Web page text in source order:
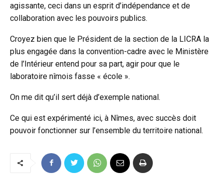
agissante, ceci dans un esprit d’indépendance et de
collaboration avec les pouvoirs publics.
Croyez bien que le Président de la section de la LICRA la
plus engagée dans la convention-cadre avec le Ministère
de l’Intérieur entend pour sa part, agir pour que le
laboratoire nîmois fasse « école ».
On me dit qu’il sert déjà d’exemple national.
Ce qui est expérimenté ici, à Nîmes, avec succès doit
pouvoir fonctionner sur l’ensemble du territoire national.